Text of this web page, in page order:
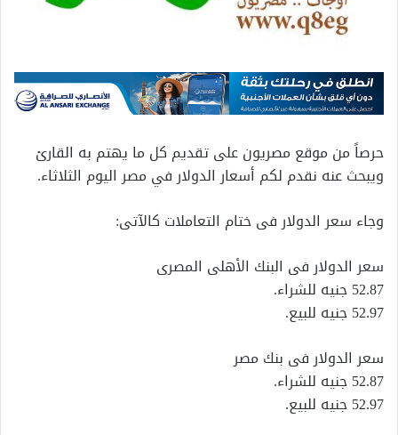
حرصاً من موقع مصريون على تقديم كل ما يهتم به القارئ
ويبحث عنه نقدم لكم أسعار الدولار في مصر اليوم الثلاثاء.
وجاء سعر الدولار فى ختام التعاملات كالآتى:
سعر الدولار فى البنك الأهلى المصرى
52.87 جنيه للشراء.
52.97 جنيه للبيع.
سعر الدولار فى بنك مصر
52.87 جنيه للشراء.
52.97 جنيه للبيع.